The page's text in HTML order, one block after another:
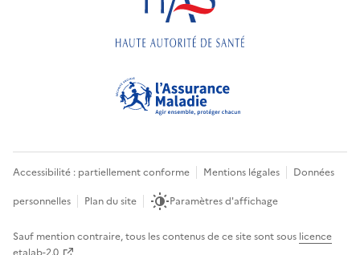
Accessibilité : partiellement conforme Mentions légales
Données
personnelles
Plan du site Paramètres d'affichage
Sauf mention contraire, tous les contenus de ce site sont sous licence